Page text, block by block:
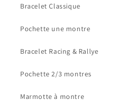
Bracelet Classique
Pochette une montre
Bracelet Racing & Rallye
Pochette 2/3 montres
Marmotte à montre